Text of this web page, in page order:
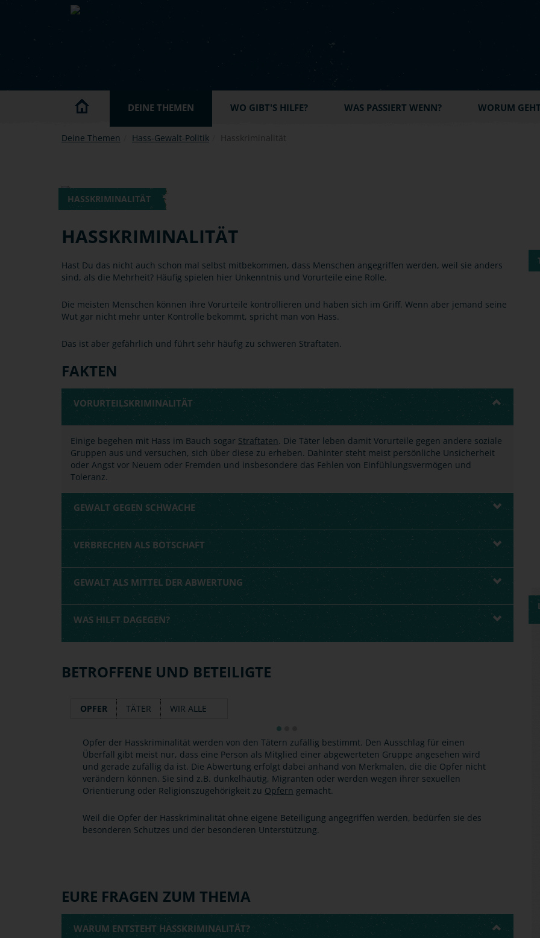
Skip to main content
DEINE THEMEN WO GIBT'S HILFE? WAS PASSIERT WENN? WORUM
Deine Themen Hass-Gewalt-Politik Hasskriminalität
HASSKRIMINALITÄT
HASSKRIMINALITÄT
Hast Du das nicht auch schon mal selbst mitbekommen, dass Menschen angegriffen werden, weil sie anders
sind, als die Mehrheit? Häufig spielen hier Unkenntnis und Vorurteile eine Rolle.
Die meisten Menschen können ihre Vorurteile kontrollieren und haben sich im Griff. Wenn aber jemand seine
Wut gar nicht mehr unter Kontrolle bekommt, spricht man von Hass.
Das ist aber gefährlich und führt sehr häufig zu schweren Straftaten.
FAKTEN
VORURTEILSKRIMINALITÄT
Einige begehen mit Hass im Bauch sogar Straftaten. Die Täter leben damit Vorurteile gegen andere soziale
Gruppen aus und versuchen, sich über diese zu erheben. Dahinter steht meist persönliche Unsicherheit
oder Angst vor Neuem oder Fremden und insbesondere das Fehlen von Einfühlungsvermögen und
Toleranz.
GEWALT GEGEN SCHWACHE
VERBRECHEN ALS BOTSCHAFT
GEWALT ALS MITTEL DER ABWERTUNG
WAS HILFT DAGEGEN?
BETROFFENE UND BETEILIGTE
OPFER TÄTER WIR ALLE
Opfer der Hasskriminalität werden von den Tätern zufällig bestimmt. Den Ausschlag für einen
Überfall gibt meist nur, dass eine Person als Mitglied einer abgewerteten Gruppe angesehen wird
und gerade zufällig da ist. Die Abwertung erfolgt dabei anhand von Merkmalen, die die Opfer nicht
verändern können. Sie sind z.B. dunkelhäutig, Migranten oder werden wegen ihrer sexuellen
Orientierung oder Religionszugehörigkeit zu Opfern gemacht.
Weil die Opfer der Hasskriminalität ohne eigene Beteiligung angegriffen werden, bedürfen sie des
besonderen Schutzes und der besonderen Unterstützung.
EURE FRAGEN ZUM THEMA
WARUM ENTSTEHT HASSKRIMINALITÄT?